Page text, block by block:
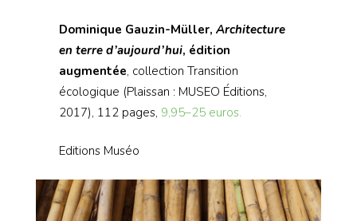
Dominique Gauzin-Müller, Architecture
en terre d’aujourd’hui, édition
augmentée, collection Transition
écologique (Plaissan : MUSEO Éditions,
2017), 112 pages, 9,95–25 euros.
Editions Muséo